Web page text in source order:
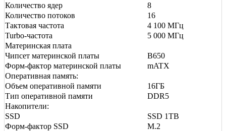
Количество ядер
8
Количество потоков
16
Тактовая частота
4 100 МГц
Turbo-частота
5 000 МГц
Материнская плата
Чипсет материнской платы
B650
Форм-фактор материнской платы
mATX
Оперативная память:
Объем оперативной памяти
16ГБ
Тип оперативной памяти
DDR5
Накопители:
SSD
SSD 1TB
Форм-фактор SSD
M.2